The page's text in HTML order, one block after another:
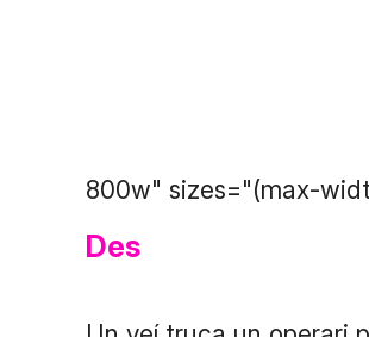
800w" sizes="(max-
Des